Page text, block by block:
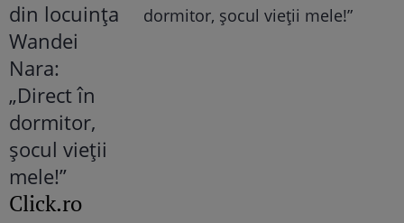
dormitor, șocul vieții mele!”
Click.ro